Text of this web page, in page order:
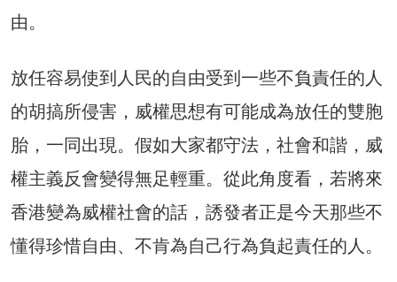
由。
放任容易使到人民的自由受到一些不負責任的人
的胡搞所侵害，威權思想有可能成為放任的雙胞
胎，一同出現。假如大家都守法，社會和諧，威
權主義反會變得無足輕重。從此角度看，若將來
香港變為威權社會的話，誘發者正是今天那些不
懂得珍惜自由、不肯為自己行為負起責任的人。